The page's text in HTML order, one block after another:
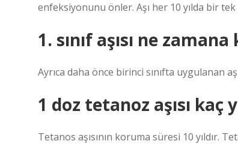
enfeksiyonunu önler. Aşı her 10 yılda bir
1. sınıf aşısı ne
Ayrıca daha önce birinci sınıfta uygulanan
1 doz tetanoz aşısı kaç
Tetanos aşısının koruma süresi 10 yıldır.